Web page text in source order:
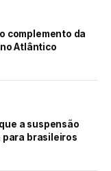
complemento da
no Atlântico
a suspensão
para brasileiros